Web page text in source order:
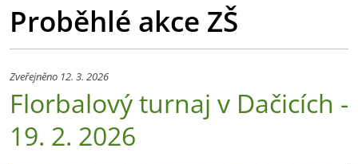
Proběhlé akce ZŠ
Zveřejněno 12. 3. 2026
Florbalový turnaj v Dačicích -
19. 2. 2026